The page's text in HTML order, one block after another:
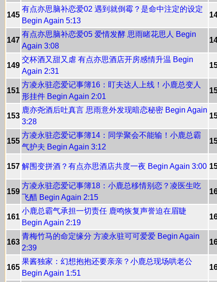
145
有点亦思脑补恋爱02 遇到就倒霉？是命中注定的设定
Begin Again 5:13
147
有点亦思脑补恋爱05 爱情发酵 思雨睹花思人 Begin
Again 3:08
149
交杯酒又甜又虐 有点亦思酒店开房感情升温 Begin
Again 2:31
151
方凌永驻恋爱记事簿16：盯夫达人上线！小鹿总变人
形挂件 Begin Again 2:01
153
鹿亦尧酒后吐真言 思雨意外发现暗恋秘密 Begin Again
3:28
155
方凌永驻恋爱记事簿14：同学聚会不能输！小鹿总霸
气护夫 Begin Again 3:12
157 解围变拼酒？有点亦思酒店共度一夜 Begin Again 3:00
159
方凌永驻恋爱记事簿18：小鹿总移情别恋？凌医生吃
飞醋 Begin Again 2:15
161
小鹿总霸气承担一切责任 鹿鸣恢复声誉迫在眉睫
Begin Again 2:19
163
青梅竹马的命定缘分 方凌永驻可可爱爱 Begin Again
2:39
165
果酱独家：幻想抱抱还要亲亲？小鹿总现场哄老公
Begin Again 1:51